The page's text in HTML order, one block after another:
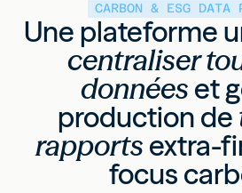
CARBON & ESG DATA
Une plateforme
centraliser
données et
production de
rapports extra-
focus